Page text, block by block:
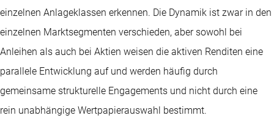
einzelnen Anlageklassen erkennen. Die Dynamik ist zwar in den
einzelnen Marktsegmenten verschieden, aber sowohl bei
Anleihen als auch bei Aktien weisen die aktiven Renditen eine
parallele Entwicklung auf und werden häufig durch
gemeinsame strukturelle Engagements und nicht durch eine
rein unabhängige Wertpapierauswahl bestimmt.